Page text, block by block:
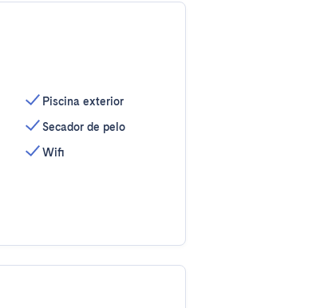
Piscina exterior
Secador de pelo
Wifi